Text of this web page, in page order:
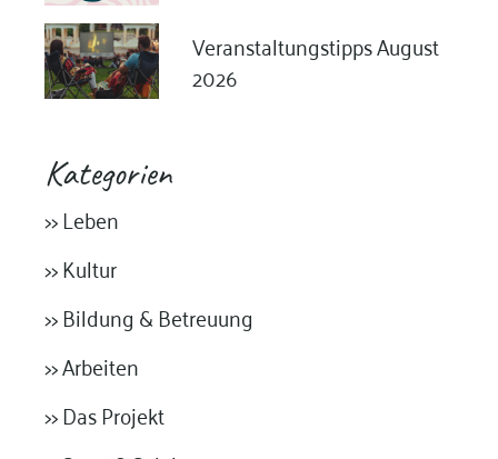
Veranstaltungstipps August
2026
Kategorien
>> Leben
>> Kultur
>> Bildung & Betreuung
>> Arbeiten
>> Das Projekt